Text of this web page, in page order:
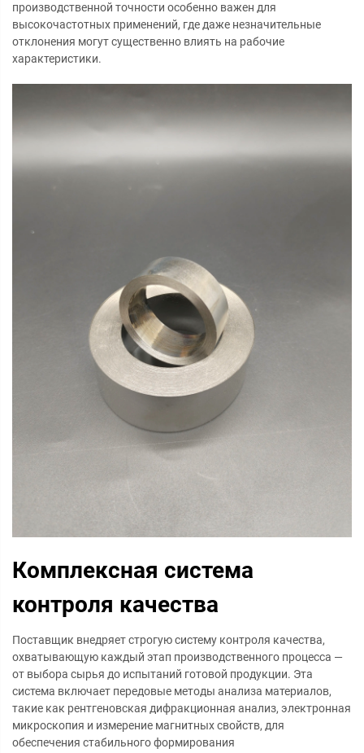
производственной точности особенно важен для
высокочастотных применений, где даже незначительные
отклонения могут существенно влиять на рабочие
характеристики.
Комплексная система
контроля качества
Поставщик внедряет строгую систему контроля качества,
охватывающую каждый этап производственного процесса —
от выбора сырья до испытаний готовой продукции. Эта
система включает передовые методы анализа материалов,
такие как рентгеновская дифракционная анализ, электронная
микроскопия и измерение магнитных свойств, для
обеспечения стабильного формирования